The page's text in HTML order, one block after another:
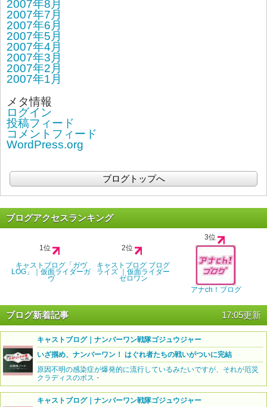
2007年8月
2007年7月
2007年6月
2007年5月
2007年4月
2007年3月
2007年2月
2007年1月
メタ情報
ログイン
投稿フィード
コメントフィード
WordPress.org
ブログトップへ
ブログアクセスランキング
1位
キャストブログ「ガヴ
LOG」｜仮面ライダーガ
ヴ
2位
キャストブログ ブログ
ライズ ｜仮面ライダー
ゼロワン
3位
アナch！ブログ
ブログ新着記事 17:05更新
キャストブログ｜ナンバーワン戦隊ゴジュウジャー
いざ掴め、ナンバーワン！ はぐれ者たちの戦いがついに完結
原因不明の感染症が爆発的に流行しているみたいですが、それが厄災
クラディスのボス・
キャストブログ｜ナンバーワン戦隊ゴジュウジャー